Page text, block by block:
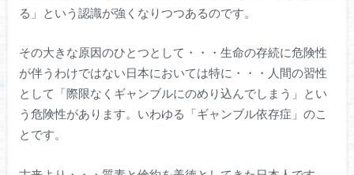
る」という認識が強くなりつつあるのです。
その大きな原因のひとつとして・・・生命の存続に危険性
が伴うわけではない日本においては特に・・・人間の習性
として「際限なくギャンブルにのめり込んでしまう」とい
う危険性があります。いわゆる「ギャンブル依存症」のこ
とです。